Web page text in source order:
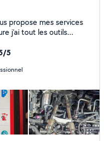
propose mes services
j'ai tout les outils
téléphone o6984360
à vous messages
ou SMS
5